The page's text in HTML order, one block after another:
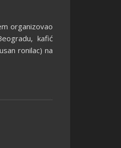
organizovao
kafić
ronilac) na